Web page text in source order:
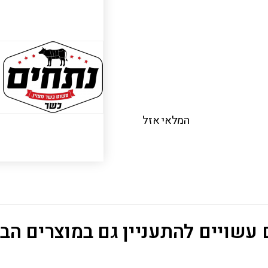
המלאי אזל
להתעניין גם במוצרים